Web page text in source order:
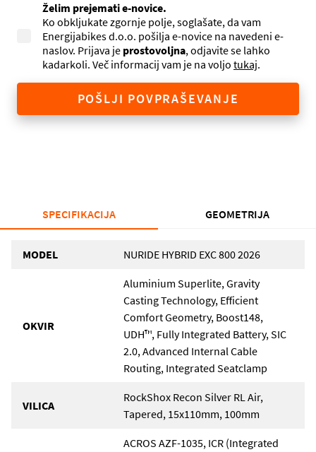
Želim prejemati e-novice.
Ko obkljukate zgornje polje, soglašate, da vam
Energijabikes d.o.o. pošilja e-novice na navedeni e-
naslov. Prijava je prostovoljna, odjavite se lahko
kadarkoli. Več informacij vam je na voljo tukaj.
POŠLJI POVPRAŠEVANJE
SPECIFIKACIJA GEOMETRIJA
MODEL NURIDE HYBRID EXC 800 2026
OKVIR
Aluminium Superlite, Gravity
Casting Technology, Efficient
Comfort Geometry, Boost148,
UDH™, Fully Integrated Battery, SIC
2.0, Advanced Internal Cable
Routing, Integrated Seatclamp
VILICA
RockShox Recon Silver RL Air,
Tapered, 15x110mm, 100mm
ACROS AZF-1035, ICR (Integrated